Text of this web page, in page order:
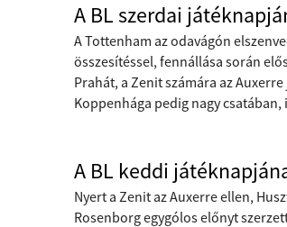
A BL szerdai
A Tottenham az odavágón
összesítéssel, fennállása során
Prahát, a Zenit számára az
Koppenhága pedig nagy
A BL keddi
Nyert a Zenit az Auxerre ellen,
Rosenborg egygólos előnyt